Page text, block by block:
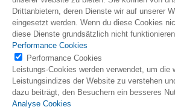
Drittanbietern, deren Dienste wir auf unserer
eingesetzt werden. Wenn du diese Cookies
diese Dienste grundsätzlich nicht
Performance Cookies
Performance Cookies
Leistungs-Cookies werden verwendet, um die
Leistungsindizes der Website zu verstehen
dazu beiträgt, den Besuchern ein besseres
Analyse Cookies